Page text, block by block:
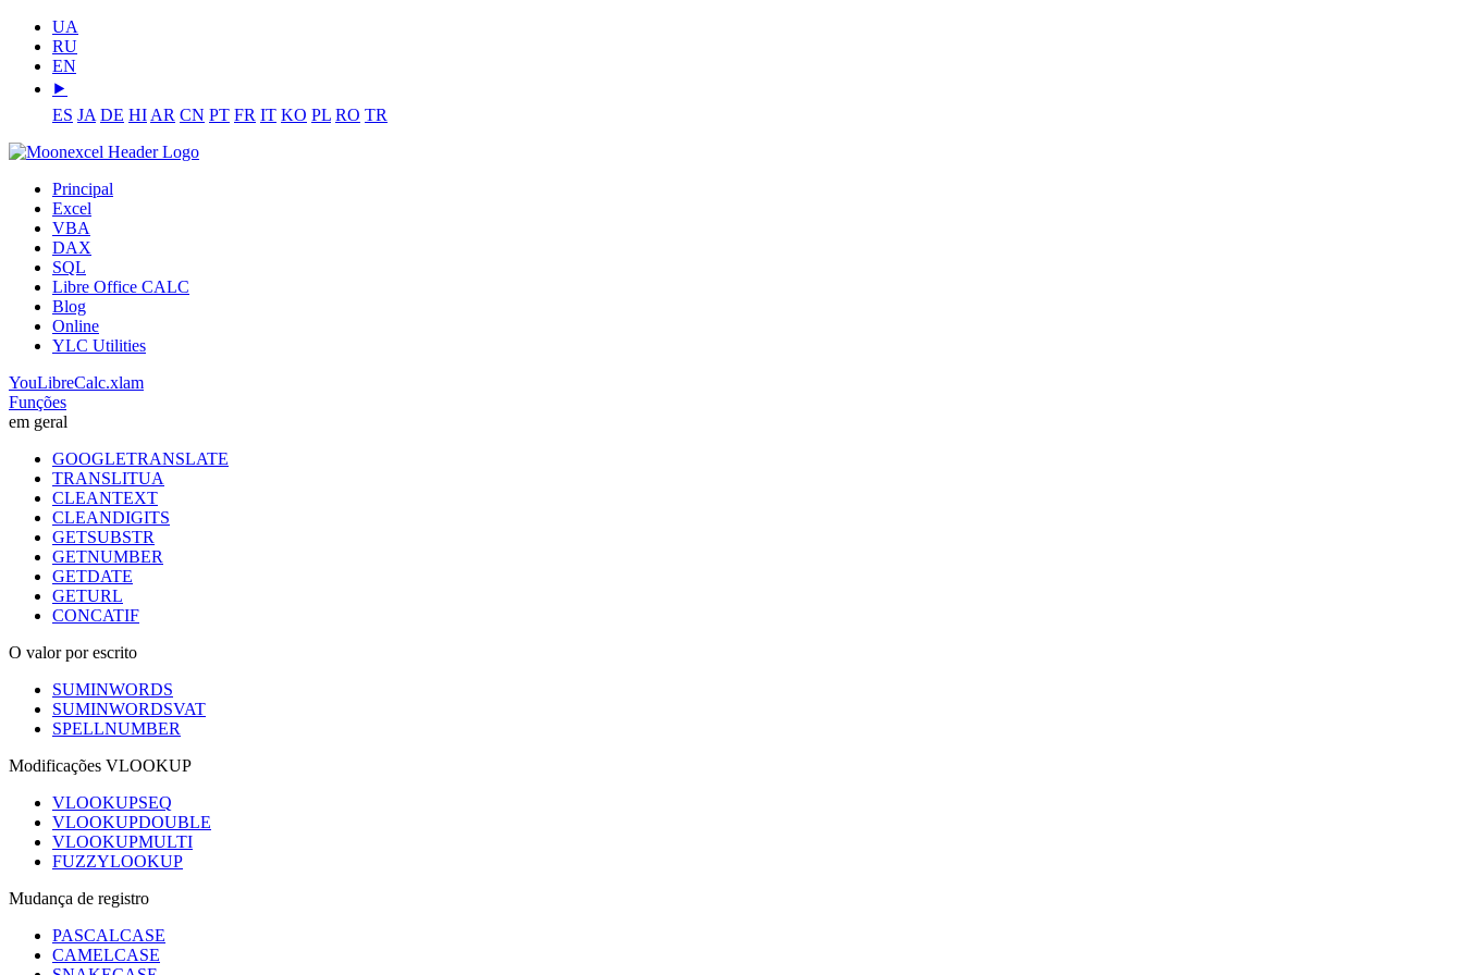
UA
RU
EN
⯈
ES JA DE HI AR CN PT FR IT KO PL RO TR
Principal
Excel
VBA
DAX
SQL
Libre Office CALC
Blog
Online
YLC Utilities
YouLibreCalc.xlam
Funções
em geral
GOOGLETRANSLATE
TRANSLITUA
CLEANTEXT
CLEANDIGITS
GETSUBSTR
GETNUMBER
GETDATE
GETURL
CONCATIF
O valor por escrito
SUMINWORDS
SUMINWORDSVAT
SPELLNUMBER
Modificações VLOOKUP
VLOOKUPSEQ
VLOOKUPDOUBLE
VLOOKUPMULTI
FUZZYLOOKUP
Mudança de registro
PASCALCASE
CAMELCASE